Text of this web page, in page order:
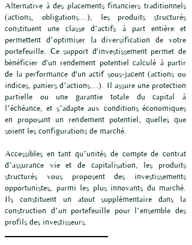
Alternative à des placements financiers traditionnels
(actions, obligations…), les produits structurés
constituent une classe d’actifs à part entière et
permettent d’optimiser la diversification de votre
portefeuille. Ce support d'investissement permet de
bénéficier d'un rendement potentiel calculé à partir
de la performance d'un actif sous-jacent (actions ou
indices, paniers d’actions…). Il assure une protection
partielle ou une garantie totale du capital à
l’échéance, et s’adapte aux conditions économiques
en proposant un rendement potentiel, quelles que
soient les configurations de marché.
Accessibles en tant qu’unités de compte de contrat
d’assurance vie et de capitalisation, les produits
structurés vous proposent des investissements
opportunistes, parmi les plus innovants du marché.
Ils constituent un atout supplémentaire dans la
construction d’un portefeuille pour l’ensemble des
profils des investisseurs.